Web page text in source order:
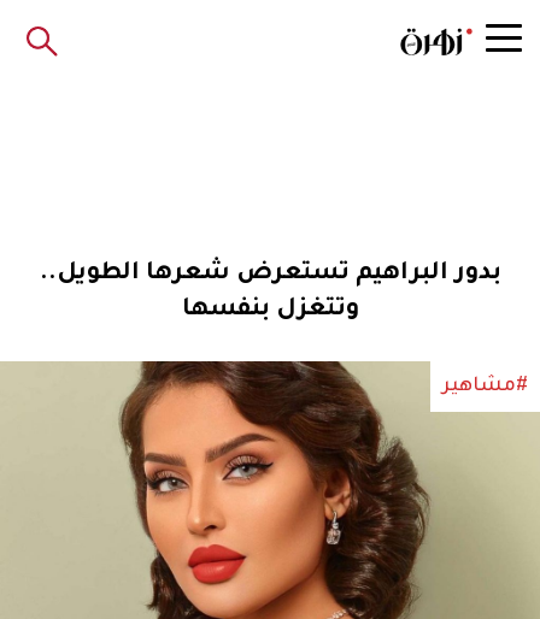
بدور البراهيم تستعرض شعرها الطويل..
وتتغزل بنفسها
#مشاهير